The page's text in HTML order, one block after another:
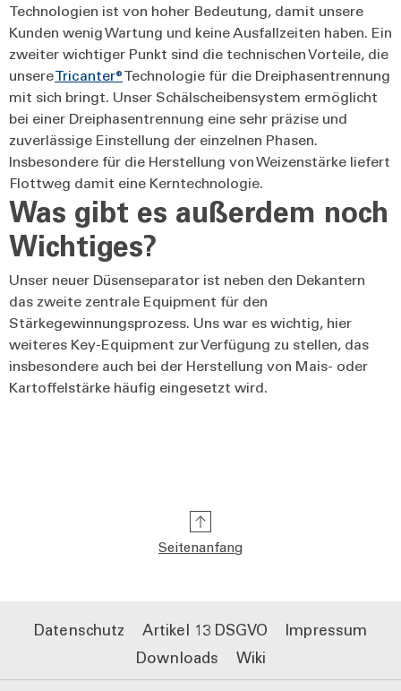
Technologien ist von hoher Bedeutung, damit unsere
Kunden wenig Wartung und keine Ausfallzeiten haben. Ein
zweiter wichtiger Punkt sind die technischen Vorteile, die
unsereTricanter®Technologie für die Dreiphasentrennung
mit sich bringt. Unser Schälscheibensystem ermöglicht
bei einer Dreiphasentrennung eine sehr präzise und
zuverlässige Einstellung der einzelnen Phasen.
Insbesondere für die Herstellung von Weizenstärke liefert
Flottweg damit eine Kerntechnologie.
Was gibt es außerdem noch
Wichtiges?
Unser neuer Düsenseparator ist neben den Dekantern
das zweite zentrale Equipment für den
Stärkegewinnungsprozess. Uns war es wichtig, hier
weiteres Key-Equipment zur Verfügung zu stellen, das
insbesondere auch bei der Herstellung von Mais- oder
Kartoffelstärke häufig eingesetzt wird.
Seitenanfang
Datenschutz Artikel 13 DSGVO
Impressum
Downloads
Wiki